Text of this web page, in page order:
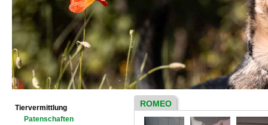
Tiervermittlung
Patenschaften
ROMEO